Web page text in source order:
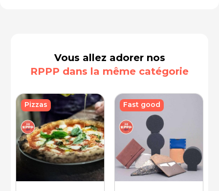
Vous allez adorer nos
RPPP dans la même catégorie
Pizzas Fast good